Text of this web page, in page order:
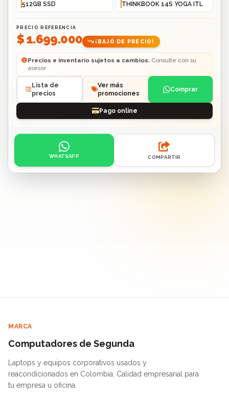
512GB SSD THINKBOOK 14S YOGA ITL
PRECIO REFERENCIA
$ 1.699.000 ¡BAJÓ DE PRECIO!
Precios e inventario sujetos a cambios.Consulte con su
asesor
Lista de
precios
Ver más
promociones
Comprar
Pago online
Acciones: contacto por WhatsApp o compartir enlace.
WHATSAPP COMPARTIR
MARCA
Computadores de Segunda
Laptops y equipos corporativos usados y
reacondicionados en Colombia. Calidad empresarial para
tu empresa u oficina.